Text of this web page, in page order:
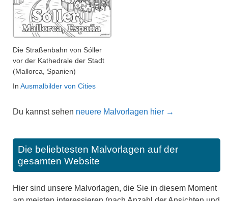
Die Straßenbahn von Sóller
vor der Kathedrale der Stadt
(Mallorca, Spanien)
In Ausmalbilder von Cities
Du kannst sehen neuere Malvorlagen hier →
Die beliebtesten Malvorlagen auf der
gesamten Website
Hier sind unsere Malvorlagen, die Sie in diesem Moment